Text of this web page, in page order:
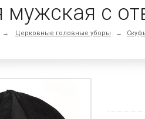
мужская с
→ Церковные головные уборы →